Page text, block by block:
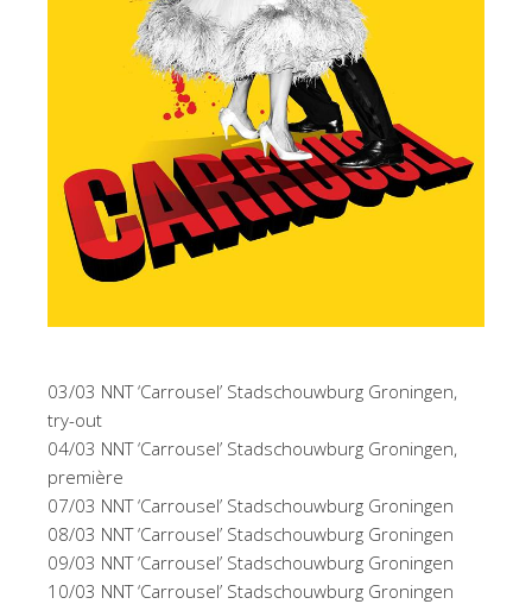
03/03 NNT ‘Carrousel’ Stadschouwburg Groningen,
try-out
04/03 NNT ‘Carrousel’ Stadschouwburg Groningen,
première
07/03 NNT ‘Carrousel’ Stadschouwburg Groningen
08/03 NNT ‘Carrousel’ Stadschouwburg Groningen
09/03 NNT ‘Carrousel’ Stadschouwburg Groningen
10/03 NNT ‘Carrousel’ Stadschouwburg Groningen